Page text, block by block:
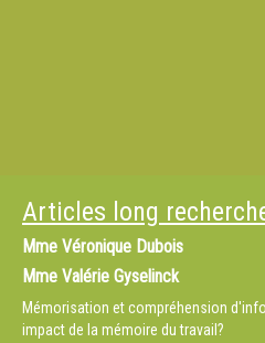
Articles long
Mme Véronique Dubois
Mme Valérie Gyselinck
Mémorisation et compréhension
impact de la mémoire du travail?